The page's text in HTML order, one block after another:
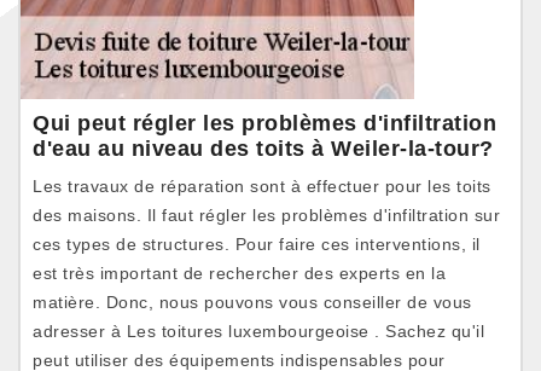
Qui peut régler les problèmes d'infiltration
d'eau au niveau des toits à Weiler-la-tour?
Les travaux de réparation sont à effectuer pour les toits
des maisons. Il faut régler les problèmes d'infiltration sur
ces types de structures. Pour faire ces interventions, il
est très important de rechercher des experts en la
matière. Donc, nous pouvons vous conseiller de vous
adresser à Les toitures luxembourgeoise . Sachez qu'il
peut utiliser des équipements indispensables pour